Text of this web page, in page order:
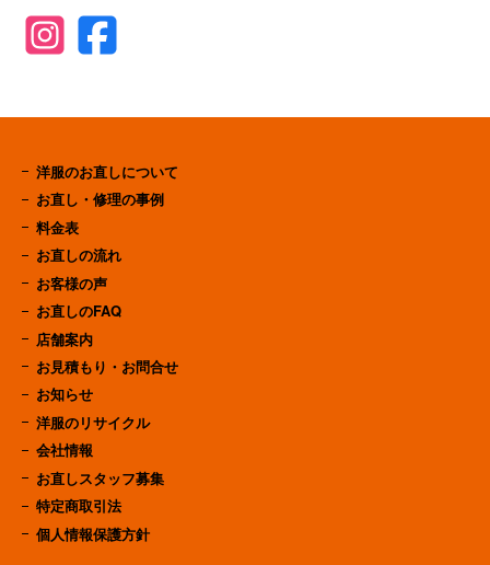
洋服のお直しについて
お直し・修理の事例
料金表
お直しの流れ
お客様の声
お直しのFAQ
店舗案内
お見積もり・お問合せ
お知らせ
洋服のリサイクル
会社情報
お直しスタッフ募集
特定商取引法
個人情報保護方針